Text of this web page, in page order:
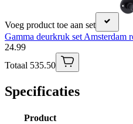
Voeg product toe aan set
Gamma deurkruk set Amsterdam
24.99
Totaal 535.50
Specificaties
Product